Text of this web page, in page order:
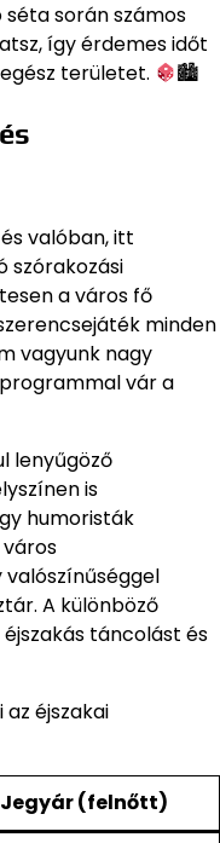
során számos
így érdemes időt
területet.
🏙
valóban, itt
szórakozási
a város fő
minden
vagyunk nagy
vár a
lenyűgöző
is
humoristák
A különböző
táncolást és
éjszakai
Jegyár (felnőtt)